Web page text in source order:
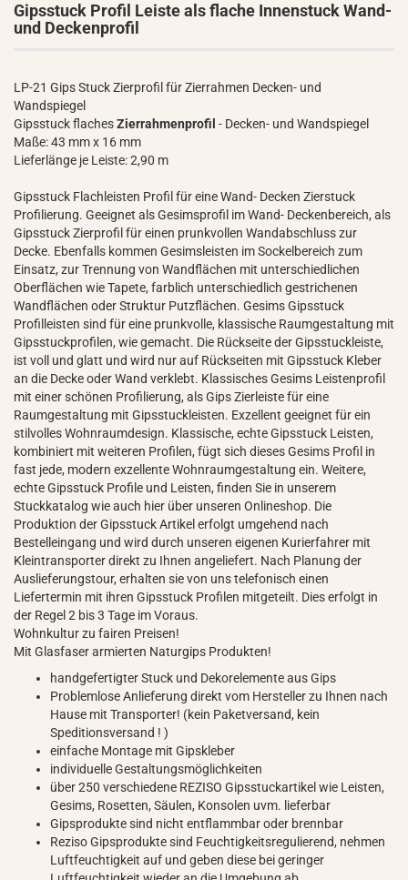
Gipsstuck Profil Leiste als flache Innenstuck Wand-
und Deckenprofil
LP-21 Gips Stuck Zierprofil für Zierrahmen Decken- und
Wandspiegel
Gipsstuck flachesZierrahmenprofil - Decken- und Wandspiegel
Maße: 43 mm x 16 mm
Lieferlänge je Leiste: 2,90 m
Gipsstuck Flachleisten Profil für eine Wand- Decken Zierstuck
Profilierung. Geeignet als Gesimsprofil im Wand- Deckenbereich, als
Gipsstuck Zierprofil für einen prunkvollen Wandabschluss zur
Decke. Ebenfalls kommen Gesimsleisten im Sockelbereich zum
Einsatz, zur Trennung von Wandflächen mit unterschiedlichen
Oberflächen wie Tapete, farblich unterschiedlich gestrichenen
Wandflächen oder Struktur Putzflächen. Gesims Gipsstuck
Profilleisten sind für eine prunkvolle, klassische Raumgestaltung mit
Gipsstuckprofilen, wie gemacht. Die Rückseite der Gipsstuckleiste,
ist voll und glatt und wird nur auf Rückseiten mit Gipsstuck Kleber
an die Decke oder Wand verklebt. Klassisches Gesims Leistenprofil
mit einer schönen Profilierung, als Gips Zierleiste für eine
Raumgestaltung mit Gipsstuckleisten. Exzellent geeignet für ein
stilvolles Wohnraumdesign. Klassische, echte Gipsstuck Leisten,
kombiniert mit weiteren Profilen, fügt sich dieses Gesims Profil in
fast jede, modern exzellente Wohnraumgestaltung ein. Weitere,
echte Gipsstuck Profile und Leisten, finden Sie in unserem
Stuckkatalog wie auch hier über unseren Onlineshop. Die
Produktion der Gipsstuck Artikel erfolgt umgehend nach
Bestelleingang und wird durch unseren eigenen Kurierfahrer mit
Kleintransporter direkt zu Ihnen angeliefert. Nach Planung der
Auslieferungstour, erhalten sie von uns telefonisch einen
Liefertermin mit ihren Gipsstuck Profilen mitgeteilt. Dies erfolgt in
der Regel 2 bis 3 Tage im Voraus.
Wohnkultur zu fairen Preisen!
Mit Glasfaser armierten Naturgips Produkten!
handgefertigter Stuck und Dekorelemente aus Gips
Problemlose Anlieferung direkt vom Hersteller zu Ihnen nach
Hause mit Transporter! (kein Paketversand, kein
Speditionsversand ! )
einfache Montage mit Gipskleber
individuelle Gestaltungsmöglichkeiten
über 250 verschiedene REZISO Gipsstuckartikel wie Leisten,
Gesims, Rosetten, Säulen, Konsolen uvm. lieferbar
Gipsprodukte sind nicht entflammbar oder brennbar
Reziso Gipsprodukte sind Feuchtigkeitsregulierend, nehmen
Luftfeuchtigkeit auf und geben diese bei geringer